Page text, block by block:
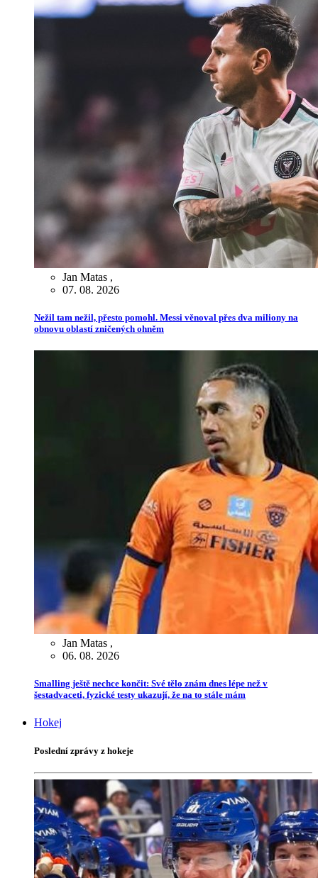
Jan Matas ,
07. 08. 2026
Nežil tam nežil, přesto pomohl. Messi věnoval přes dva miliony na
obnovu oblastí zničených ohněm
Jan Matas ,
06. 08. 2026
Smalling ještě nechce končit: Své tělo znám dnes lépe než v
šestadvaceti, fyzické testy ukazují, že na to stále mám
Hokej
Poslední zprávy z hokeje